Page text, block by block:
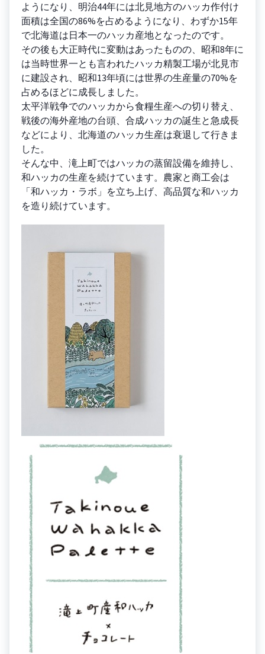
ようになり、明治44年には北見地方のハッカ作付け
面積は全国の86%を占めるようになり、わずか15年
で北海道は日本一のハッカ産地となったのです。
その後も大正時代に変動はあったものの、昭和8年に
は当時世界一とも言われたハッカ精製工場が北見市
に建設され、昭和13年頃には世界の生産量の70%を
占めるほどに成長しました。
太平洋戦争でのハッカから食糧生産への切り替え、
戦後の海外産地の台頭、合成ハッカの誕生と急成長
などにより、北海道のハッカ生産は衰退して行きま
した。
そんな中、滝上町ではハッカの蒸留設備を維持し、
和ハッカの生産を続けています。農家と商工会は
「和ハッカ・ラボ」を立ち上げ、高品質な和ハッカ
を造り続けています。